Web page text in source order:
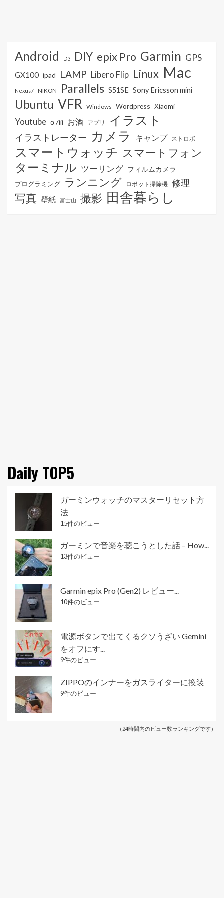
Android D3 DIY epix Pro Garmin GPS
GX100 ipad LAMP Libero Flip Linux Mac
Nexus7 NIKON Parallels S51SE Sony Ericsson mini
Ubuntu VFR Windows Wordpress Xiaomi
Youtube α7iii お酒 アプリ イラスト
イラストレーター カメラ キャンプ ストロボ
スマートウォッチ スマートフォン
ターミナル ツーリング フィルムカメラ
プログラミング ランニング ロボット掃除機 修理
写真 壁紙 富士山 撮影 田舎暮らし
Daily TOP5
ガーミンウォッチのマスターリセット方
法
15件のビュー
ガーミンで音楽を聴こうとした話 – How...
13件のビュー
Garmin epix Pro (Gen2) レビュー...
10件のビュー
電源ボタンで出てくるクソうざい Gemini
をオフにす...
9件のビュー
ZIPPOのインナーをガスライターに換装
9件のビュー
（24時間内のビュー数ランキングです）